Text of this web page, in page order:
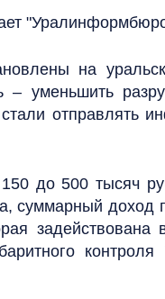
на
– уменьшить
отправлять
до 500 тысяч
суммарный доход